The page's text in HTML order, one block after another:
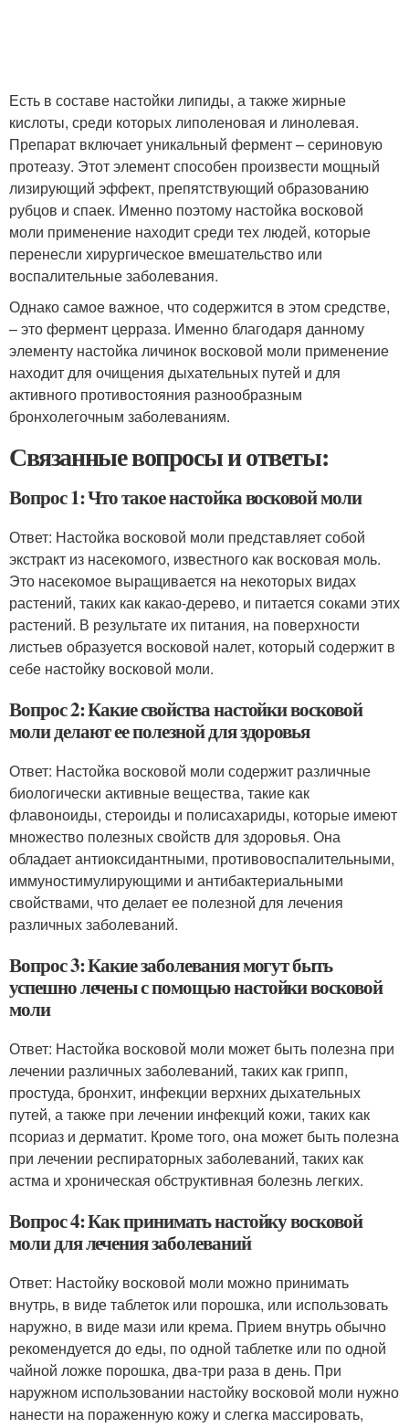
Есть в составе настойки липиды, а также жирные
кислоты, среди которых липоленовая и линолевая.
Препарат включает уникальный фермент – сериновую
протеазу. Этот элемент способен произвести мощный
лизирующий эффект, препятствующий образованию
рубцов и спаек. Именно поэтому настойка восковой
моли применение находит среди тех людей, которые
перенесли хирургическое вмешательство или
воспалительные заболевания.
Однако самое важное, что содержится в этом средстве,
– это фермент церраза. Именно благодаря данному
элементу настойка личинок восковой моли применение
находит для очищения дыхательных путей и для
активного противостояния разнообразным
бронхолегочным заболеваниям.
Связанные вопросы и ответы:
Вопрос 1: Что такое настойка восковой моли
Ответ: Настойка восковой моли представляет собой
экстракт из насекомого, известного как восковая моль.
Это насекомое выращивается на некоторых видах
растений, таких как какао-дерево, и питается соками этих
растений. В результате их питания, на поверхности
листьев образуется восковой налет, который содержит в
себе настойку восковой моли.
Вопрос 2: Какие свойства настойки восковой
моли делают ее полезной для здоровья
Ответ: Настойка восковой моли содержит различные
биологически активные вещества, такие как
флавоноиды, стероиды и полисахариды, которые имеют
множество полезных свойств для здоровья. Она
обладает антиоксидантными, противовоспалительными,
иммуностимулирующими и антибактериальными
свойствами, что делает ее полезной для лечения
различных заболеваний.
Вопрос 3: Какие заболевания могут быть
успешно лечены с помощью настойки восковой
моли
Ответ: Настойка восковой моли может быть полезна при
лечении различных заболеваний, таких как грипп,
простуда, бронхит, инфекции верхних дыхательных
путей, а также при лечении инфекций кожи, таких как
псориаз и дерматит. Кроме того, она может быть полезна
при лечении респираторных заболеваний, таких как
астма и хроническая обструктивная болезнь легких.
Вопрос 4: Как принимать настойку восковой
моли для лечения заболеваний
Ответ: Настойку восковой моли можно принимать
внутрь, в виде таблеток или порошка, или использовать
наружно, в виде мази или крема. Прием внутрь обычно
рекомендуется до еды, по одной таблетке или по одной
чайной ложке порошка, два-три раза в день. При
наружном использовании настойку восковой моли нужно
нанести на пораженную кожу и слегка массировать,